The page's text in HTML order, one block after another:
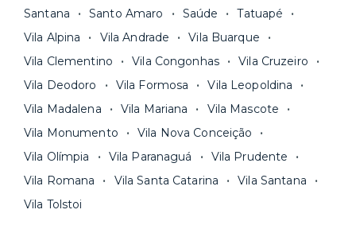
Santana
Santo Amaro Saúde
Tatuapé
Vila Alpina
Vila Andrade
Vila Buarque
Vila Clementino
Vila Congonhas
Vila Cruzeiro
Vila Deodoro
Vila Formosa
Vila Leopoldina
Vila Madalena
Vila Mariana
Vila Mascote
Vila Monumento
Vila Nova Conceição
Vila Olímpia
Vila Paranaguá
Vila Prudente
Vila Romana
Vila Santa Catarina
Vila Santana
Vila Tolstoi